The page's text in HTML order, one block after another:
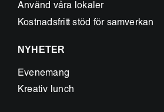
Använd våra lokaler
Kostnadsfritt stöd för samverkan
NYHETER
Evenemang
Kreativ lunch